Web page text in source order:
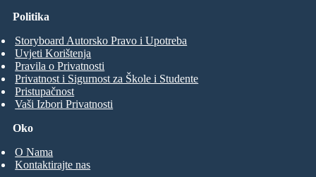
Oko
O Nama
Kontaktirajte nas
Politika
Storyboard Autorsko Pravo i Upotreba
Uvjeti Korištenja
Pravila o Privatnosti
Privatnost i Sigurnost za Škole i Studente
Pristupačnost
Vaši Izbori Privatnosti